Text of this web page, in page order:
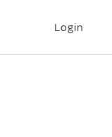
Login